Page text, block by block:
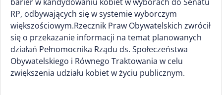
RP, odbywających się w systemie wyborczym
większościowym.Rzecznik Praw Obywatelskich zwrócił
się o przekazanie informacji na temat planowanych
działań Pełnomocnika Rządu ds. Społeczeństwa
Obywatelskiego i Równego Traktowania w celu
zwiększenia udziału kobiet w życiu publicznym.